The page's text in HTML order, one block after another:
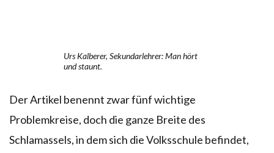
Urs Kalberer, Sekundarlehrer: Man hört
und staunt.
Der Artikel benennt zwar fünf wichtige
Problemkreise, doch die ganze Breite des
Schlamassels, in dem sich die Volksschule befindet,